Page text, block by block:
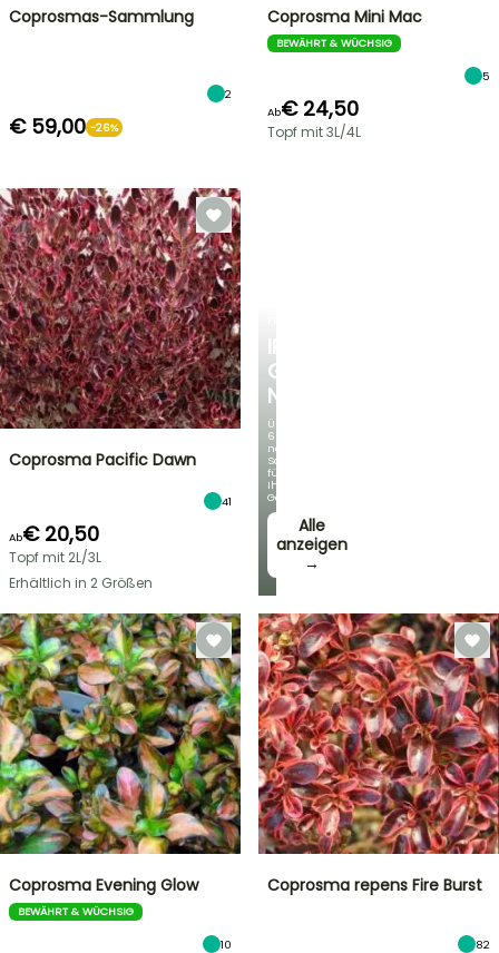
IRIS
GERMANICA
NEUHEITEN
Über
60
neue
Sorten
für
Ihren
Garten!
Alle
anzeigen
→
Coprosmas-Sammlung
2
€ 59,00 -26%
Coprosma Mini Mac
BEWÄHRT & WÜCHSIG
5
Ab€ 24,50
Topf mit 3L/4L
Coprosma Pacific Dawn
41
Ab€ 20,50
Topf mit 2L/3L
Erhältlich in 2 Größen
Coprosma Evening Glow
BEWÄHRT & WÜCHSIG
10
Coprosma repens Fire Burst
82